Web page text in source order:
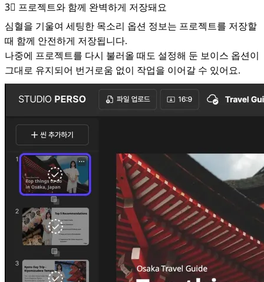
3⃣ 프로젝트와 함께 완벽하게 저장돼요
심혈을 기울여 세팅한 목소리 옵션 정보는 프로젝트를 저장할
때 함께 안전하게 저장됩니다.
나중에 프로젝트를 다시 불러올 때도 설정해 둔 보이스 옵션이
그대로 유지되어 번거로움 없이 작업을 이어갈 수 있어요.